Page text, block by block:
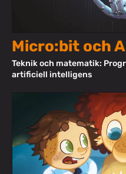
Micro:bit och
Teknik och matematik:
artificiell intelligens